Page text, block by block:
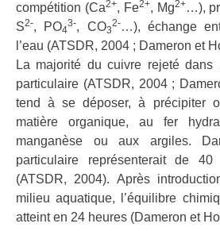
compétition (Ca2+, Fe2+, Mg2+…),
S2‑, PO4
3‑, CO3
2‑…), échange
l’eau (ATSDR, 2004 ; Dameron et
La majorité du cuivre rejeté dans
particulaire (ATSDR, 2004 ;
tend à se déposer, à précipiter
matière organique, au fer
manganèse ou aux argiles.
particulaire représenterait de
(ATSDR, 2004). Après
milieu aquatique, l’équilibre
atteint en 24 heures (Dameron et